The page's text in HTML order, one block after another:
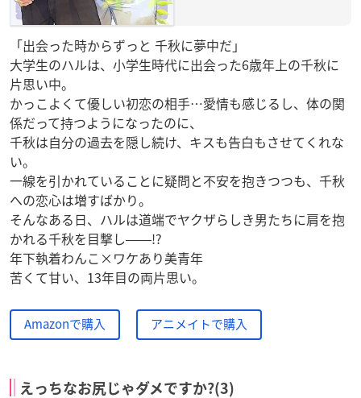
「出会った時からずっと 千秋に夢中だ」
大学生のハルは、小学生時代に出会った6歳年上の千秋に
片思い中。
かっこよくて優しい初恋の相手…愛情も感じるし、体の関
係だって持つようになったのに、
千秋は自分の過去を隠し続け、キスも告白もさせてくれな
い。
一線を引かれていることに疑問と不安を抱きつつも、千秋
への恋心は増すばかり。
そんなある日、ハルは道端でヤクザらしき男たちに肩を抱
かれる千秋を目撃し――!?
年下執着わんこ×ワケあり美青年
苦くて甘い、13年目の両片思い。
Amazonで購入 アニメイトで購入
えっちなお尻じゃダメですか?(3)